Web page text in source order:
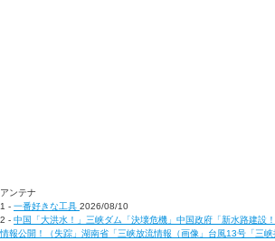
アンテナ
1 - 一番好きな工具 2026/08/10
2 - 中国「大洪水！」三峡ダム「決壊危機」中国政府「新水路建設
情報公開！（失踪」湖南省「三峡放流情報（画像」台風13号「三